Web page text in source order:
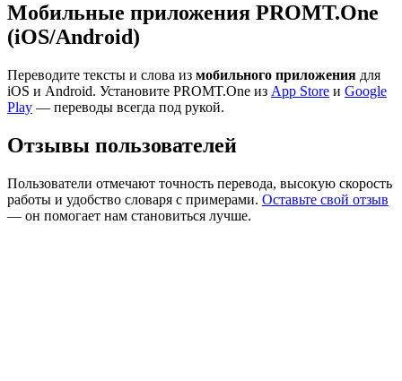
Мобильные приложения PROMT.One
(iOS/Android)
Переводите тексты и слова из мобильного приложения для
iOS и Android. Установите PROMT.One из App Store и Google
Play — переводы всегда под рукой.
Отзывы пользователей
Пользователи отмечают точность перевода, высокую скорость
работы и удобство словаря с примерами. Оставьте свой отзыв
— он помогает нам становиться лучше.